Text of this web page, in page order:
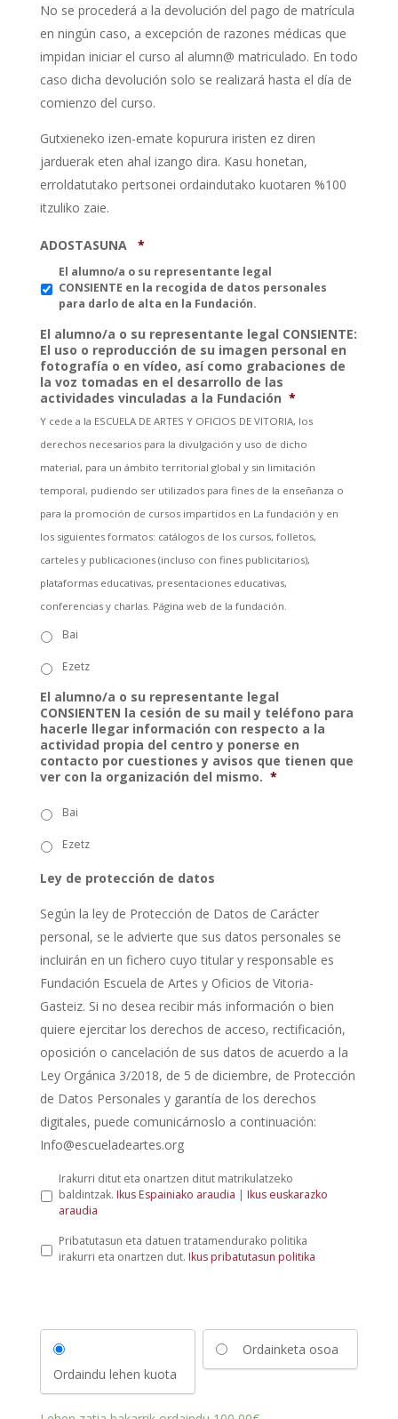
No se procederá a la devolución del pago de matrícula
en ningún caso, a excepción de razones médicas que
impidan iniciar el curso al alumn@ matriculado. En todo
caso dicha devolución solo se realizará hasta el día de
comienzo del curso.
Gutxieneko izen-emate kopurura iristen ez diren
jarduerak eten ahal izango dira. Kasu honetan,
erroldatutako pertsonei ordaindutako kuotaren %100
itzuliko zaie.
ADOSTASUNA *
El alumno/a o su representante legal
CONSIENTE en la recogida de datos personales
para darlo de alta en la Fundación.
El alumno/a o su representante legal CONSIENTE:
El uso o reproducción de su imagen personal en
fotografía o en vídeo, así como grabaciones de
la voz tomadas en el desarrollo de las
actividades vinculadas a la Fundación *
Y cede a la ESCUELA DE ARTES Y OFICIOS DE VITORIA, los
derechos necesarios para la divulgación y uso de dicho
material, para un ámbito territorial global y sin limitación
temporal, pudiendo ser utilizados para fines de la enseñanza o
para la promoción de cursos impartidos en La fundación y en
los siguientes formatos: catálogos de los cursos, folletos,
carteles y publicaciones (incluso con fines publicitarios),
plataformas educativas, presentaciones educativas,
conferencias y charlas. Página web de la fundación.
Bai
Ezetz
El alumno/a o su representante legal
CONSIENTEN la cesión de su mail y teléfono para
hacerle llegar información con respecto a la
actividad propia del centro y ponerse en
contacto por cuestiones y avisos que tienen que
ver con la organización del mismo. *
Bai
Ezetz
Ley de protección de datos
Según la ley de Protección de Datos de Carácter
personal, se le advierte que sus datos personales se
incluirán en un fichero cuyo titular y responsable es
Fundación Escuela de Artes y Oficios de Vitoria-
Gasteiz. Si no desea recibir más información o bien
quiere ejercitar los derechos de acceso, rectificación,
oposición o cancelación de sus datos de acuerdo a la
Ley Orgánica 3/2018, de 5 de diciembre, de Protección
de Datos Personales y garantía de los derechos
digitales, puede comunicárnoslo a continuación:
Info@escueladeartes.org
e
e
p
Irakurri ditut eta onartzen ditut matrikulatzeko
baldintzak. Ikus Espainiako araudia | Ikus euskarazko
araudia
P
r
u
Pribatutasun eta datuen tratamendurako politika
irakurri eta onartzen dut. Ikus pribatutasun politika
Ordaindu lehen kuota
Ordainketa osoa